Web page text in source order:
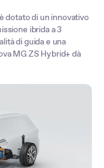
dotato di un innovativo
ibrida a 3
di guida e una
MG ZS Hybrid+ dà